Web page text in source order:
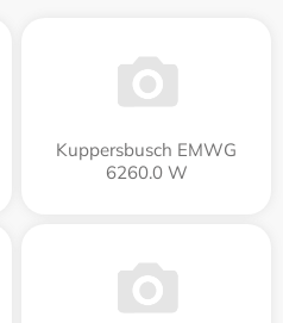
Kuppersbusch EMWG
6260.0 W